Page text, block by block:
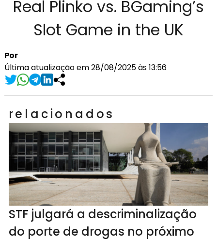
Real Plinko vs. BGaming’s
Slot Game in the UK
Por
Última atualização em 28/08/2025 às 13:56
relacionados
STF julgará a descriminalização
do porte de drogas no próximo